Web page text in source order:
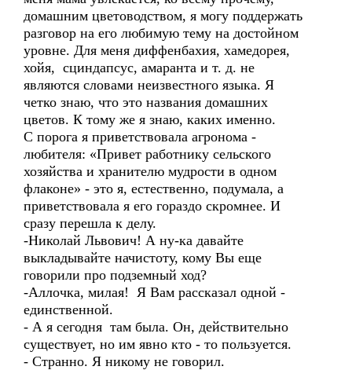
домашним цветоводством, я могу поддержать
разговор на его любимую тему на достойном
уровне. Для меня диффенбахия, хамедорея,
хойя, сциндапсус, амаранта и т. д. не
являются словами неизвестного языка. Я
четко знаю, что это названия домашних
цветов. К тому же я знаю, каких именно.
С порога я приветствовала агронома -
любителя: «Привет работнику сельского
хозяйства и хранителю мудрости в одном
флаконе» - это я, естественно, подумала, а
приветствовала я его гораздо скромнее. И
сразу перешла к делу.
-Николай Львович! А ну-ка давайте
выкладывайте начистоту, кому Вы еще
говорили про подземный ход?
-Аллочка, милая! Я Вам рассказал одной -
единственной.
- А я сегодня там была. Он, действительно
существует, но им явно кто - то пользуется.
- Странно. Я никому не говорил.